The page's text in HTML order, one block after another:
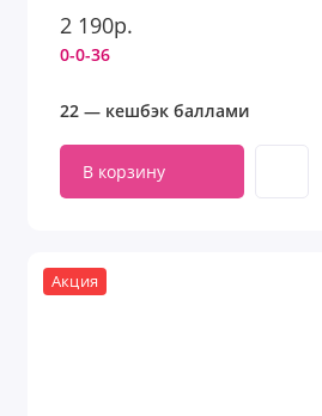
2 190р.
0-0-36
22 — кешбэк баллами
В корзину
Акция